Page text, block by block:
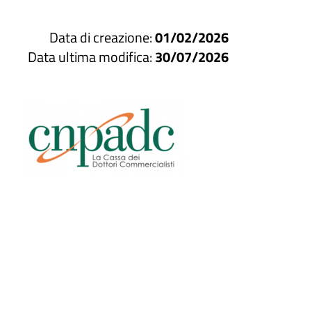
Data di creazione:01/02/2026
Data ultima modifica:30/07/2026